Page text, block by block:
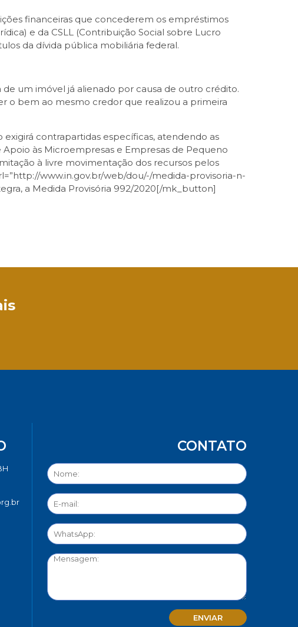
financeiras que concederem os empréstimos
e da CSLL (Contribuição Social sobre Lucro
da dívida pública mobiliária federal.
um imóvel já alienado por causa de outro crédito.
o bem ao mesmo credor que realizou a primeira
contrapartidas específicas, atendendo as
às Microempresas e Empresas de Pequeno
à livre movimentação dos recursos pelos
www.in.gov.br/web/dou/-/medida-provisoria-n-
a Medida Provisória 992/2020[/mk_button]
CONTATO